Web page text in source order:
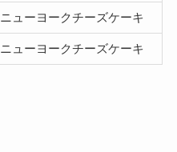
ニューヨークチーズケーキ
ニューヨークチーズケーキ